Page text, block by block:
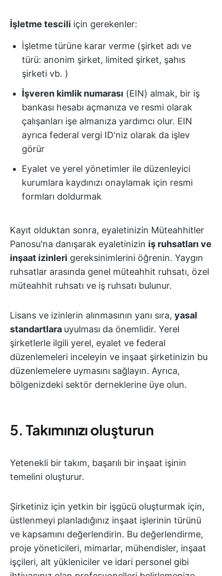
İşletme tescili için gerekenler:
İşletme türüne karar verme (şirket adı ve
türü: anonim şirket, limited şirket, şahıs
şirketi vb. )
İşveren kimlik numarası (EIN) almak, bir iş
bankası hesabı açmanıza ve resmi olarak
çalışanları işe almanıza yardımcı olur. EIN
ayrıca federal vergi ID'niz olarak da işlev
görür
Eyalet ve yerel yönetimler ile düzenleyici
kurumlara kaydınızı onaylamak için resmi
formları doldurmak
Kayıt olduktan sonra, eyaletinizin Müteahhitler
Panosu'na danışarak eyaletinizin iş ruhsatları ve
inşaat izinleri gereksinimlerini öğrenin. Yaygın
ruhsatlar arasında genel müteahhit ruhsatı, özel
müteahhit ruhsatı ve iş ruhsatı bulunur.
Lisans ve izinlerin alınmasının yanı sıra, yasal
standartlara uyulması da önemlidir. Yerel
şirketlerle ilgili yerel, eyalet ve federal
düzenlemeleri inceleyin ve inşaat şirketinizin bu
düzenlemelere uymasını sağlayın. Ayrıca,
bölgenizdeki sektör derneklerine üye olun.
5. Takımınızı oluşturun
Yetenekli bir takım, başarılı bir inşaat işinin
temelini oluşturur.
Şirketiniz için yetkin bir işgücü oluşturmak için,
üstlenmeyi planladığınız inşaat işlerinin türünü
ve kapsamını değerlendirin. Bu değerlendirme,
proje yöneticileri, mimarlar, mühendisler, inşaat
işçileri, alt yükleniciler ve idari personel gibi